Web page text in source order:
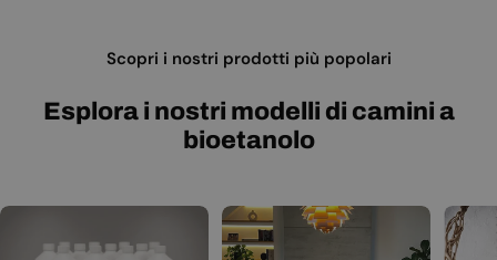
Scopri i nostri prodotti più popolari
Esplora i nostri modelli di camini a
bioetanolo